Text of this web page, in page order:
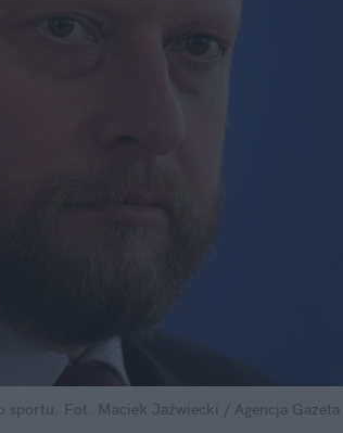
sportu. Fot. Maciek Jaźwiecki / Agencja Gazeta